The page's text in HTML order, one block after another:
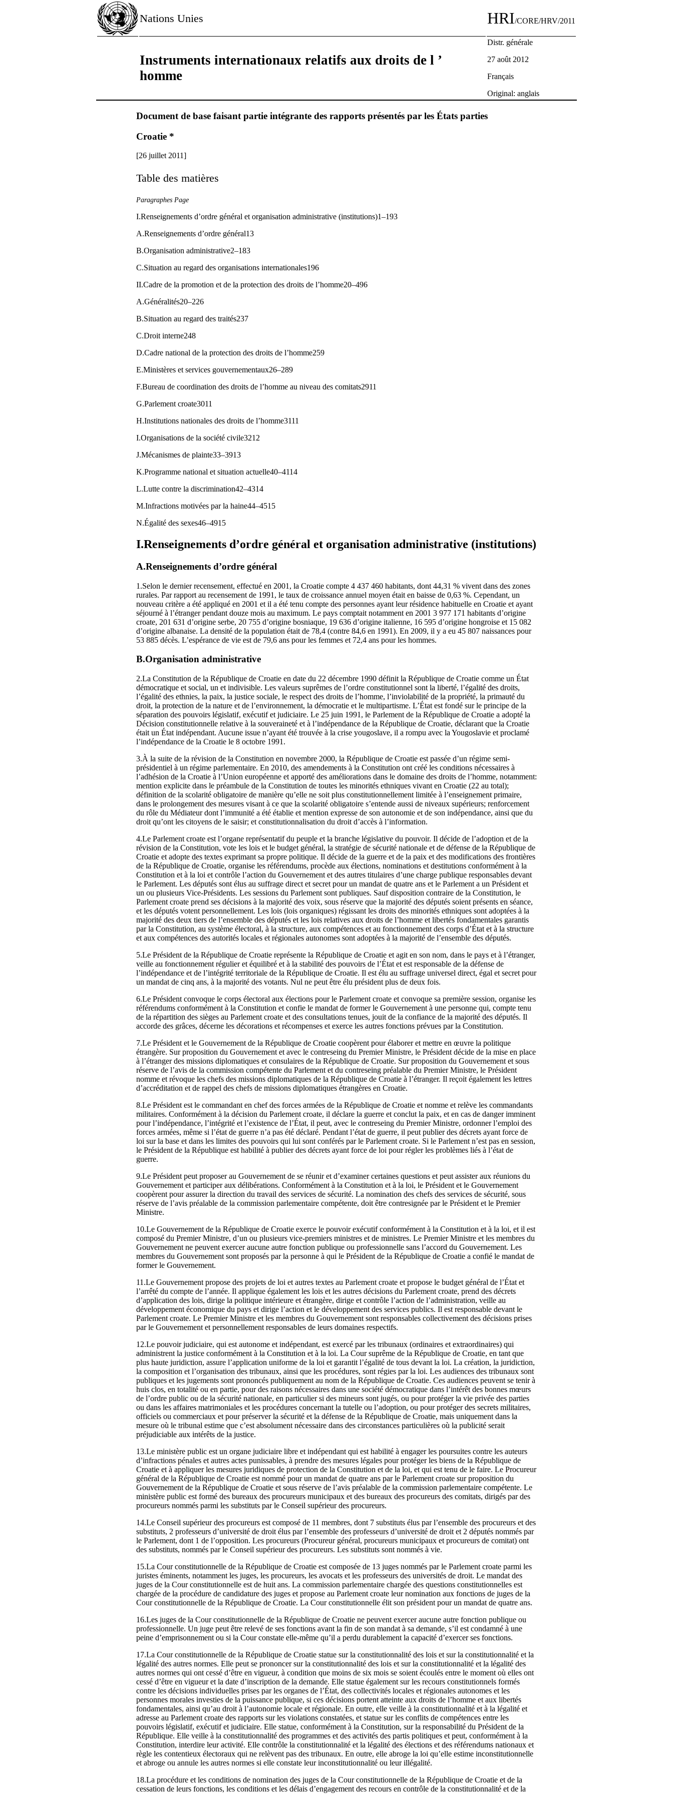
Nations Unies HRI/CORE/HRV/2011
Instruments internationaux relatifs aux droits de l ’
homme
Distr. générale
27 août 2012
Français
Original: anglais
Document de base faisant partie intégrante des rapports présentés par les États parties
Croatie *
[26 juillet 2011]
Table des matières
Paragraphes Page
I.Renseignements d’ordre général et organisation administrative (institutions)1–193
A.Renseignements d’ordre général13
B.Organisation administrative2–183
C.Situation au regard des organisations internationales196
II.Cadre de la promotion et de la protection des droits de l’homme20–496
A.Généralités20–226
B.Situation au regard des traités237
C.Droit interne248
D.Cadre national de la protection des droits de l’homme259
E.Ministères et services gouvernementaux26–289
F.Bureau de coordination des droits de l’homme au niveau des comitats2911
G.Parlement croate3011
H.Institutions nationales des droits de l’homme3111
I.Organisations de la société civile3212
J.Mécanismes de plainte33–3913
K.Programme national et situation actuelle40–4114
L.Lutte contre la discrimination42–4314
M.Infractions motivées par la haine44–4515
N.Égalité des sexes46–4915
I.Renseignements d’ordre général et organisation administrative (institutions)
A.Renseignements d’ordre général
1.Selon le dernier recensement, effectué en 2001, la Croatie compte 4 437 460 habitants, dont 44,31 % vivent dans des zones
rurales. Par rapport au recensement de 1991, le taux de croissance annuel moyen était en baisse de 0,63 %. Cependant, un
nouveau critère a été appliqué en 2001 et il a été tenu compte des personnes ayant leur résidence habituelle en Croatie et ayant
séjourné à l’étranger pendant douze mois au maximum. Le pays comptait notamment en 2001 3 977 171 habitants d’origine
croate, 201 631 d’origine serbe, 20 755 d’origine bosniaque, 19 636 d’origine italienne, 16 595 d’origine hongroise et 15 082
d’origine albanaise. La densité de la population était de 78,4 (contre 84,6 en 1991). En 2009, il y a eu 45 807 naissances pour
53 885 décès. L’espérance de vie est de 79,6 ans pour les femmes et 72,4 ans pour les hommes.
B.Organisation administrative
2.La Constitution de la République de Croatie en date du 22 décembre 1990 définit la République de Croatie comme un État
démocratique et social, un et indivisible. Les valeurs suprêmes de l’ordre constitutionnel sont la liberté, l’égalité des droits,
l’égalité des ethnies, la paix, la justice sociale, le respect des droits de l’homme, l’inviolabilité de la propriété, la primauté du
droit, la protection de la nature et de l’environnement, la démocratie et le multipartisme. L’État est fondé sur le principe de la
séparation des pouvoirs législatif, exécutif et judiciaire. Le 25 juin 1991, le Parlement de la République de Croatie a adopté la
Décision constitutionnelle relative à la souveraineté et à l’indépendance de la République de Croatie, déclarant que la Croatie
était un État indépendant. Aucune issue n’ayant été trouvée à la crise yougoslave, il a rompu avec la Yougoslavie et proclamé
l’indépendance de la Croatie le 8 octobre 1991.
3.À la suite de la révision de la Constitution en novembre 2000, la République de Croatie est passée d’un régime semi-
présidentiel à un régime parlementaire. En 2010, des amendements à la Constitution ont créé les conditions nécessaires à
l’adhésion de la Croatie à l’Union européenne et apporté des améliorations dans le domaine des droits de l’homme, notamment:
mention explicite dans le préambule de la Constitution de toutes les minorités ethniques vivant en Croatie (22 au total);
définition de la scolarité obligatoire de manière qu’elle ne soit plus constitutionnellement limitée à l’enseignement primaire,
dans le prolongement des mesures visant à ce que la scolarité obligatoire s’entende aussi de niveaux supérieurs; renforcement
du rôle du Médiateur dont l’immunité a été établie et mention expresse de son autonomie et de son indépendance, ainsi que du
droit qu’ont les citoyens de le saisir; et constitutionnalisation du droit d’accès à l’information.
4.Le Parlement croate est l’organe représentatif du peuple et la branche législative du pouvoir. Il décide de l’adoption et de la
révision de la Constitution, vote les lois et le budget général, la stratégie de sécurité nationale et de défense de la République de
Croatie et adopte des textes exprimant sa propre politique. Il décide de la guerre et de la paix et des modifications des frontières
de la République de Croatie, organise les référendums, procède aux élections, nominations et destitutions conformément à la
Constitution et à la loi et contrôle l’action du Gouvernement et des autres titulaires d’une charge publique responsables devant
le Parlement. Les députés sont élus au suffrage direct et secret pour un mandat de quatre ans et le Parlement a un Président et
un ou plusieurs Vice-Présidents. Les sessions du Parlement sont publiques. Sauf disposition contraire de la Constitution, le
Parlement croate prend ses décisions à la majorité des voix, sous réserve que la majorité des députés soient présents en séance,
et les députés votent personnellement. Les lois (lois organiques) régissant les droits des minorités ethniques sont adoptées à la
majorité des deux tiers de l’ensemble des députés et les lois relatives aux droits de l’homme et libertés fondamentales garantis
par la Constitution, au système électoral, à la structure, aux compétences et au fonctionnement des corps d’État et à la structure
et aux compétences des autorités locales et régionales autonomes sont adoptées à la majorité de l’ensemble des députés.
5.Le Président de la République de Croatie représente la République de Croatie et agit en son nom, dans le pays et à l’étranger,
veille au fonctionnement régulier et équilibré et à la stabilité des pouvoirs de l’État et est responsable de la défense de
l’indépendance et de l’intégrité territoriale de la République de Croatie. Il est élu au suffrage universel direct, égal et secret pour
un mandat de cinq ans, à la majorité des votants. Nul ne peut être élu président plus de deux fois.
6.Le Président convoque le corps électoral aux élections pour le Parlement croate et convoque sa première session, organise les
référendums conformément à la Constitution et confie le mandat de former le Gouvernement à une personne qui, compte tenu
de la répartition des sièges au Parlement croate et des consultations tenues, jouit de la confiance de la majorité des députés. Il
accorde des grâces, décerne les décorations et récompenses et exerce les autres fonctions prévues par la Constitution.
7.Le Président et le Gouvernement de la République de Croatie coopèrent pour élaborer et mettre en œuvre la politique
étrangère. Sur proposition du Gouvernement et avec le contreseing du Premier Ministre, le Président décide de la mise en place
à l’étranger des missions diplomatiques et consulaires de la République de Croatie. Sur proposition du Gouvernement et sous
réserve de l’avis de la commission compétente du Parlement et du contreseing préalable du Premier Ministre, le Président
nomme et révoque les chefs des missions diplomatiques de la République de Croatie à l’étranger. Il reçoit également les lettres
d’accréditation et de rappel des chefs de missions diplomatiques étrangères en Croatie.
8.Le Président est le commandant en chef des forces armées de la République de Croatie et nomme et relève les commandants
militaires. Conformément à la décision du Parlement croate, il déclare la guerre et conclut la paix, et en cas de danger imminent
pour l’indépendance, l’intégrité et l’existence de l’État, il peut, avec le contreseing du Premier Ministre, ordonner l’emploi des
forces armées, même si l’état de guerre n’a pas été déclaré. Pendant l’état de guerre, il peut publier des décrets ayant force de
loi sur la base et dans les limites des pouvoirs qui lui sont conférés par le Parlement croate. Si le Parlement n’est pas en session,
le Président de la République est habilité à publier des décrets ayant force de loi pour régler les problèmes liés à l’état de
guerre.
9.Le Président peut proposer au Gouvernement de se réunir et d’examiner certaines questions et peut assister aux réunions du
Gouvernement et participer aux délibérations. Conformément à la Constitution et à la loi, le Président et le Gouvernement
coopèrent pour assurer la direction du travail des services de sécurité. La nomination des chefs des services de sécurité, sous
réserve de l’avis préalable de la commission parlementaire compétente, doit être contresignée par le Président et le Premier
Ministre.
10.Le Gouvernement de la République de Croatie exerce le pouvoir exécutif conformément à la Constitution et à la loi, et il est
composé du Premier Ministre, d’un ou plusieurs vice-premiers ministres et de ministres. Le Premier Ministre et les membres du
Gouvernement ne peuvent exercer aucune autre fonction publique ou professionnelle sans l’accord du Gouvernement. Les
membres du Gouvernement sont proposés par la personne à qui le Président de la République de Croatie a confié le mandat de
former le Gouvernement.
11.Le Gouvernement propose des projets de loi et autres textes au Parlement croate et propose le budget général de l’État et
l’arrêté du compte de l’année. Il applique également les lois et les autres décisions du Parlement croate, prend des décrets
d’application des lois, dirige la politique intérieure et étrangère, dirige et contrôle l’action de l’administration, veille au
développement économique du pays et dirige l’action et le développement des services publics. Il est responsable devant le
Parlement croate. Le Premier Ministre et les membres du Gouvernement sont responsables collectivement des décisions prises
par le Gouvernement et personnellement responsables de leurs domaines respectifs.
12.Le pouvoir judiciaire, qui est autonome et indépendant, est exercé par les tribunaux (ordinaires et extraordinaires) qui
administrent la justice conformément à la Constitution et à la loi. La Cour suprême de la République de Croatie, en tant que
plus haute juridiction, assure l’application uniforme de la loi et garantit l’égalité de tous devant la loi. La création, la juridiction,
la composition et l’organisation des tribunaux, ainsi que les procédures, sont régies par la loi. Les audiences des tribunaux sont
publiques et les jugements sont prononcés publiquement au nom de la République de Croatie. Ces audiences peuvent se tenir à
huis clos, en totalité ou en partie, pour des raisons nécessaires dans une société démocratique dans l’intérêt des bonnes mœurs
de l’ordre public ou de la sécurité nationale, en particulier si des mineurs sont jugés, ou pour protéger la vie privée des parties
ou dans les affaires matrimoniales et les procédures concernant la tutelle ou l’adoption, ou pour protéger des secrets militaires,
officiels ou commerciaux et pour préserver la sécurité et la défense de la République de Croatie, mais uniquement dans la
mesure où le tribunal estime que c’est absolument nécessaire dans des circonstances particulières où la publicité serait
préjudiciable aux intérêts de la justice.
13.Le ministère public est un organe judiciaire libre et indépendant qui est habilité à engager les poursuites contre les auteurs
d’infractions pénales et autres actes punissables, à prendre des mesures légales pour protéger les biens de la République de
Croatie et à appliquer les mesures juridiques de protection de la Constitution et de la loi, et qui est tenu de le faire. Le Procureur
général de la République de Croatie est nommé pour un mandat de quatre ans par le Parlement croate sur proposition du
Gouvernement de la République de Croatie et sous réserve de l’avis préalable de la commission parlementaire compétente. Le
ministère public est formé des bureaux des procureurs municipaux et des bureaux des procureurs des comitats, dirigés par des
procureurs nommés parmi les substituts par le Conseil supérieur des procureurs.
14.Le Conseil supérieur des procureurs est composé de 11 membres, dont 7 substituts élus par l’ensemble des procureurs et des
substituts, 2 professeurs d’université de droit élus par l’ensemble des professeurs d’université de droit et 2 députés nommés par
le Parlement, dont 1 de l’opposition. Les procureurs (Procureur général, procureurs municipaux et procureurs de comitat) ont
des substituts, nommés par le Conseil supérieur des procureurs. Les substituts sont nommés à vie.
15.La Cour constitutionnelle de la République de Croatie est composée de 13 juges nommés par le Parlement croate parmi les
juristes éminents, notamment les juges, les procureurs, les avocats et les professeurs des universités de droit. Le mandat des
juges de la Cour constitutionnelle est de huit ans. La commission parlementaire chargée des questions constitutionnelles est
chargée de la procédure de candidature des juges et propose au Parlement croate leur nomination aux fonctions de juges de la
Cour constitutionnelle de la République de Croatie. La Cour constitutionnelle élit son président pour un mandat de quatre ans.
16.Les juges de la Cour constitutionnelle de la République de Croatie ne peuvent exercer aucune autre fonction publique ou
professionnelle. Un juge peut être relevé de ses fonctions avant la fin de son mandat à sa demande, s’il est condamné à une
peine d’emprisonnement ou si la Cour constate elle-même qu’il a perdu durablement la capacité d’exercer ses fonctions.
17.La Cour constitutionnelle de la République de Croatie statue sur la constitutionnalité des lois et sur la constitutionnalité et la
légalité des autres normes. Elle peut se prononcer sur la constitutionnalité des lois et sur la constitutionnalité et la légalité des
autres normes qui ont cessé d’être en vigueur, à condition que moins de six mois se soient écoulés entre le moment où elles ont
cessé d’être en vigueur et la date d’inscription de la demande. Elle statue également sur les recours constitutionnels formés
contre les décisions individuelles prises par les organes de l’État, des collectivités locales et régionales autonomes et les
personnes morales investies de la puissance publique, si ces décisions portent atteinte aux droits de l’homme et aux libertés
fondamentales, ainsi qu’au droit à l’autonomie locale et régionale. En outre, elle veille à la constitutionnalité et à la légalité et
adresse au Parlement croate des rapports sur les violations constatées, et statue sur les conflits de compétences entre les
pouvoirs législatif, exécutif et judiciaire. Elle statue, conformément à la Constitution, sur la responsabilité du Président de la
République. Elle veille à la constitutionnalité des programmes et des activités des partis politiques et peut, conformément à la
Constitution, interdire leur activité. Elle contrôle la constitutionnalité et la légalité des élections et des référendums nationaux et
règle les contentieux électoraux qui ne relèvent pas des tribunaux. En outre, elle abroge la loi qu’elle estime inconstitutionnelle
et abroge ou annule les autres normes si elle constate leur inconstitutionnalité ou leur illégalité.
18.La procédure et les conditions de nomination des juges de la Cour constitutionnelle de la République de Croatie et de la
cessation de leurs fonctions, les conditions et les délais d’engagement des recours en contrôle de la constitutionnalité et de la